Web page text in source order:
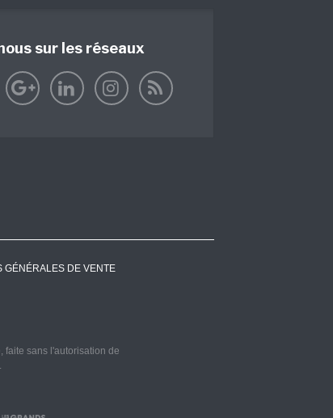
sur les réseaux
GÉNÉRALES DE VENTE
faite sans l'autorisation de